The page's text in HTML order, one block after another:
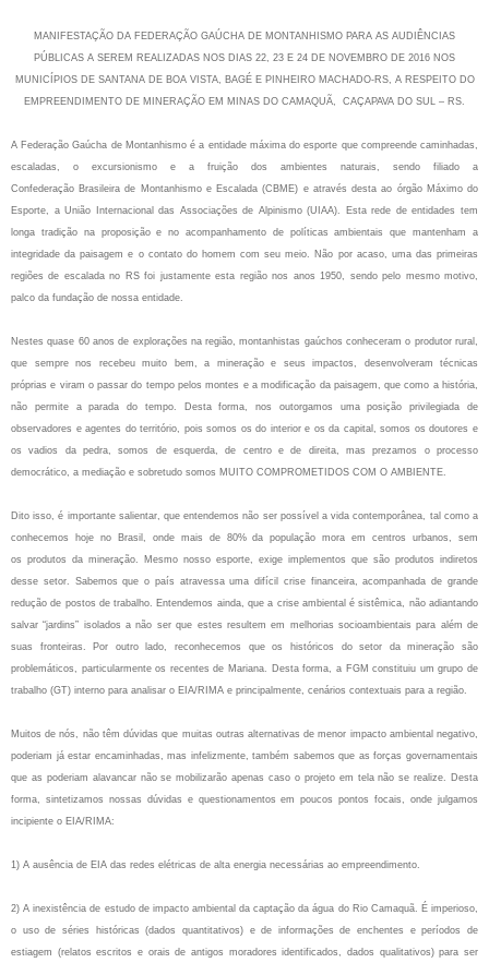
MANIFESTAÇÃO DA FEDERAÇÃO GAÚCHA DE MONTANHISMO PARA AS AUDIÊNCIAS
PÚBLICAS A SEREM REALIZADAS NOS DIAS 22, 23 E 24 DE NOVEMBRO DE 2016 NOS
MUNICÍPIOS DE SANTANA DE BOA VISTA, BAGÉ E PINHEIRO MACHADO‐RS, A RESPEITO DO
EMPREENDIMENTO DE MINERAÇÃO EM MINAS DO CAMAQUÃ, CAÇAPAVA DO SUL – RS.
A Federação Gaúcha de Montanhismo é a entidade máxima do esporte que compreende caminhadas,
escaladas, o excursionismo e a fruição dos ambientes naturais, sendo filiado a
Confederação Brasileira de Montanhismo e Escalada (CBME) e através desta ao órgão Máximo do
Esporte, a União
Internacional das Associações de Alpinismo (UIAA). Esta rede de entidades tem
longa tradição na proposição e no acompanhamento de políticas ambientais que mantenham a
integridade da paisagem e o contato do homem com seu meio. Não por acaso, uma das primeiras
regiões de escalada no RS foi justamente esta região nos anos 1950, sendo pelo mesmo motivo,
palco da fundação de nossa entidade.
Nestes quase 60 anos de explorações na região, montanhistas gaúchos conheceram o produtor rural,
que sempre nos recebeu muito bem, a mineração e seus impactos, desenvolveram técnicas
própriase viram o passar do tempo pelos montes e a modificação da paisagem, que como a história,
não permite a parada do tempo. Desta forma, nos outorgamos uma posição privilegiada de
observadores e agentes do território, pois somos os do interior e os da capital, somos os doutores e
os vadios da pedra, somos de esquerda, de centro e de direita, mas prezamos o processo
democrático, a mediação e sobretudo somos MUITO COMPROMETIDOS COM O AMBIENTE.
Dito isso, é importante salientar, que entendemos não ser possível a vida contemporânea, tal como a
conhecemos hoje no Brasil, onde mais de 80% da população mora em centros urbanos, sem
os produtos da mineração. Mesmo nosso esporte, exige implementos que são produtos indiretos
desse setor. Sabemos que o país atravessa uma difícil crise financeira, acompanhada de grande
redução de postos de trabalho. Entendemos ainda, que a crise ambiental é sistêmica, não adiantando
salvar “jardins” isolados a não ser que estes resultem em melhorias socioambientais para além de
suas fronteiras. Por outro lado, reconhecemos que os históricos do setor da mineração são
problemáticos, particularmenteos recentes de Mariana. Desta forma, a FGM constituiu um grupo de
trabalho (GT) interno para analisar o EIA/RIMA e principalmente, cenários contextuais para a região.
Muitos de nós, não têm dúvidas que muitas outras alternativas de menor impacto ambiental negativo,
poderiam já estar encaminhadas, mas infelizmente, também sabemos que as forças governamentais
que as poderiam alavancar não se mobilizarão apenas caso o projeto em tela não se realize. Desta
forma, sintetizamos nossas dúvidas e questionamentos em poucos pontos focais, onde julgamos
incipiente o EIA/RIMA:
1) A ausência de EIA das redes elétricas de alta energia necessárias ao empreendimento.
2) A inexistência de estudo de impacto ambiental da captação da água do Rio Camaquã. É imperioso,
o uso de séries históricas (dados quantitativos) e de informações de enchentes eperíodos de
estiagem (relatos escritos e orais de antigos moradores identificados, dados qualitativos) para ser